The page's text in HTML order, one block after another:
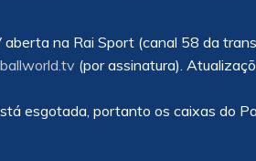
na Rai Sport (canal 58 da
(por assinatura).
esgotada, portanto os caixas do